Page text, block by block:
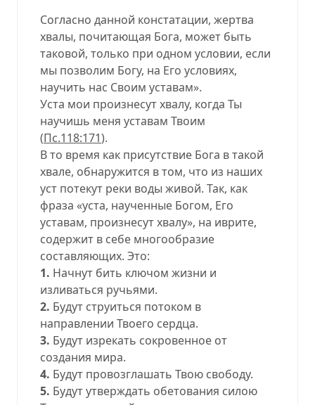
Согласно данной констатации, жертва
хвалы, почитающая Бога, может быть
таковой, только при одном условии, если
мы позволим Богу, на Его условиях,
научить нас Своим уставам».
Уста мои произнесут хвалу, когда Ты
научишь меня уставам Твоим
(Пс.118:171).
В то время как присутствие Бога в такой
хвале, обнаружится в том, что из наших
уст потекут реки воды живой. Так, как
фраза «уста, наученные Богом, Его
уставам, произнесут хвалу», на иврите,
содержит в себе многообразие
составляющих. Это:
1. Начнут бить ключом жизни и
изливаться ручьями.
2. Будут струиться потоком в
направлении Твоего сердца.
3. Будут изрекать сокровенное от
создания мира.
4. Будут провозглашать Твою свободу.
5. Будут утверждать обетования силою